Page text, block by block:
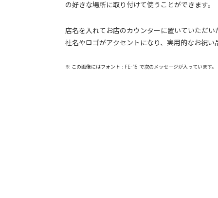
の好きな場所に取り付けて使うことができます。
店名を入れてお店のカウンターに置いていただ
社名やロゴがアクセントになり、実用的なお祝い
※ この画像にはフォント : FE-15 で次のメッセージが入っています。